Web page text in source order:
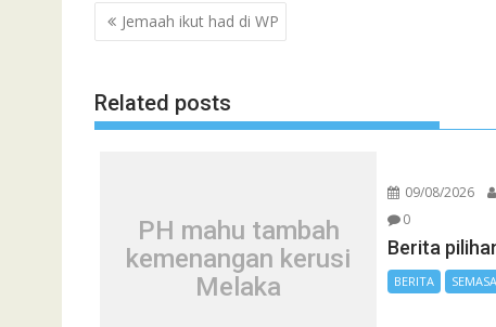
Post
navigation
Jemaah ikut had di WP
Related posts
PH mahu tambah
kemenangan kerusi
Melaka
09/08/2026
0
Berita
BERITA SEMASA